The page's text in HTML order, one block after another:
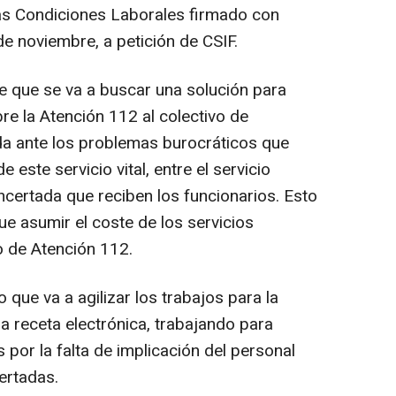
Condiciones Laborales firmado con
noviembre, a petición de CSIF.
se va a buscar una solución para
la Atención 112 al colectivo de
ante los problemas burocráticos que
este servicio vital, entre el servicio
que reciben los funcionarios. Esto
asumir el coste de los servicios
de Atención 112.
que va a agilizar los trabajos para la
receta electrónica, trabajando para
la falta de implicación del personal